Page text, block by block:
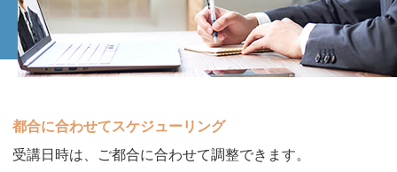
都合に合わせてスケジューリング
受講日時は、ご都合に合わせて調整できます。